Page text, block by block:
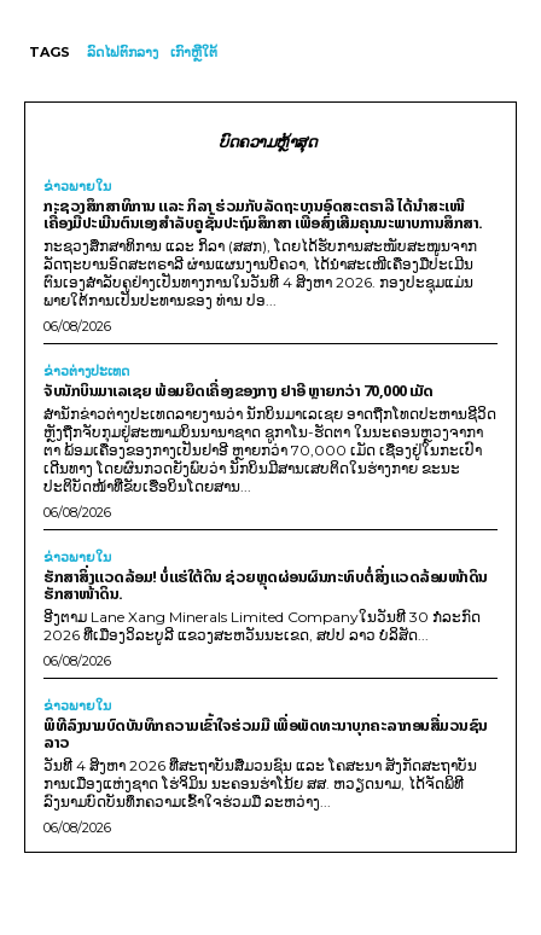
TAGS ລົດໄຟຕົກລາງ ເກົາຫຼີໃຕ້
ບົດຄວາມຫຼ້າສຸດ
ຂ່າວພາຍ​ໃນ
ກະຊວງສຶກສາທິການ ແລະ ກິລາ ຮ່ວມກັບລັດຖະບານອົດສະຕຣາລີ ໄດ້ນຳສະເໜີ
ເຄື່ອງມືປະເມີນຕົນເອງສຳລັບຄູຊັ້ນປະຖົມສຶກສາ ເພື່ອສົ່ງເສີມຄຸນນະພາບການສຶກສາ.
ກະຊວງສຶກສາທິການ ແລະ ກິລາ (ສສກ), ໂດຍໄດ້ຮັບການສະໜັບສະໜູນຈາກ
ລັດຖະບານອົດສະຕຣາລີ ຜ່ານແຜນງານບີຄວາ, ໄດ້ນຳສະເໜີເຄື່ອງມືປະເມີນ
ຕົນເອງສຳລັບຄູຢ່າງເປັນທາງການໃນວັນທີ 4 ສິງຫາ 2026. ກອງປະຊຸມແມ່ນ
ພາຍໃຕ້ການເປັນປະທານຂອງ ທ່ານ ປອ...
06/08/2026
ຂ່າວຕ່າງປະເທດ
ຈັບນັກບິນມາເລເຊຍ ພ້ອມຍຶດເຄື່ອງຂອງກາງ ຢາອີ ຫຼາຍກວ່າ 70,000 ເມັດ
ສຳນັກຂ່າວຕ່າງປະເທດລາຍງານວ່າ ນັກບິນມາເລເຊຍ ອາດຖືກໂທດປະຫານຊີວິດ
ຫຼັງຖືກຈັບກຸມຢູ່ສະໜາມບິນນານາຊາດ ຊູກາໂນ-ຮັດຕາ ໃນນະຄອນຫຼວງຈາກາ
ຕາ ພ້ອມເຄື່ອງຂອງກາງເປັນຢາອີ ຫຼາຍກວ່າ 70,000 ເມັດ ເຊື່ອງຢູ່ໃນກະເປົາ
ເດີນທາງ ໂດຍຜົນກວດຍັງພົບວ່າ ນັກບິນມີສານເສບຕິດໃນຮ່າງກາຍ ຂະນະ
ປະຕິບັດໜ້າທີ່ຂັບເຮືອບິນໂດຍສານ...
06/08/2026
ຂ່າວພາຍ​ໃນ
ຮັກສາສິ່ງແວດລ້ອມ! ບໍ່ແຮ່ໃຕ້ດິນ ຊ່ວຍຫຼຸດຜ່ອນຜົນກະທົບຕໍ່ສິ່ງແວດລ້ອມໜ້າດິນ
ຮັກສາໜ້າດິນ.
ອີງຕາມ Lane Xang Minerals Limited Companyໃນວັນທີ 30 ກໍລະກົດ
2026 ທີ່ເມືອງວິລະບູລີ ແຂວງສະຫວັນນະເຂດ, ສປປ ລາວ ບໍລິສັດ...
06/08/2026
ຂ່າວພາຍ​ໃນ
ພິທີລົງນາມບົດບັນທຶກຄວາມເຂົ້າໃຈຮ່ວມມື ເພື່ອພັດທະນາບຸກຄະລາກອນສື່ມວນຊົນ
ລາວ
ວັນທີ 4 ສິງຫາ 2026 ທີ່ສະຖາບັນສື່ມວນຊົນ ແລະ ໂຄສະນາ ສັງກັດສະຖາບັນ
ການເມືອງແຫ່ງຊາດ ໂຮ່ຈິມິນ ນະຄອນຮ່າໂນ້ຍ ສສ. ຫວຽດນາມ, ໄດ້ຈັດພິທີ
ລົງນາມບົດບັນທຶກຄວາມເຂົ້າໃຈຮ່ວມມື ລະຫວ່າງ...
06/08/2026